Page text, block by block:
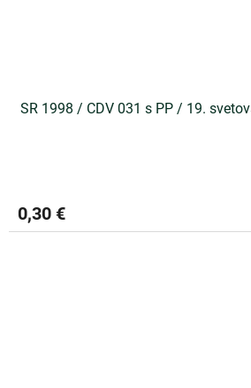
SR 1998 / CDV 031 s PP / 19.
0,30 €